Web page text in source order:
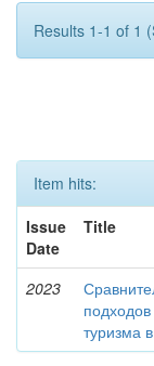
Results 1-1 of 1
Item hits:
Issue
Date
Title
2023
подходов
туризма